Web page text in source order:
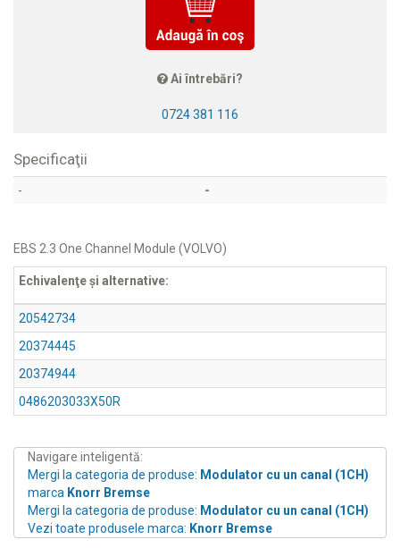
Ai întrebări?
0724 381 116
Specificaţii
- -
EBS 2.3 One Channel Module (VOLVO)
Echivalenţe şi alternative:
20542734
20374445
20374944
0486203033X50R
Navigare inteligentă:
Mergi la categoria de produse: Modulator cu un canal (1CH)
marca Knorr Bremse
Mergi la categoria de produse: Modulator cu un canal (1CH)
Vezi toate produsele marca: Knorr Bremse